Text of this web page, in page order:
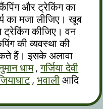
और ट्रेकिंग का
का मजा लीजिए। खूब
ट्रेकिंग कीजिए। वन
की व्यवस्था की
हैं। इसके अलावा
धाम,गर्जिया देवी
,भवाली आदि